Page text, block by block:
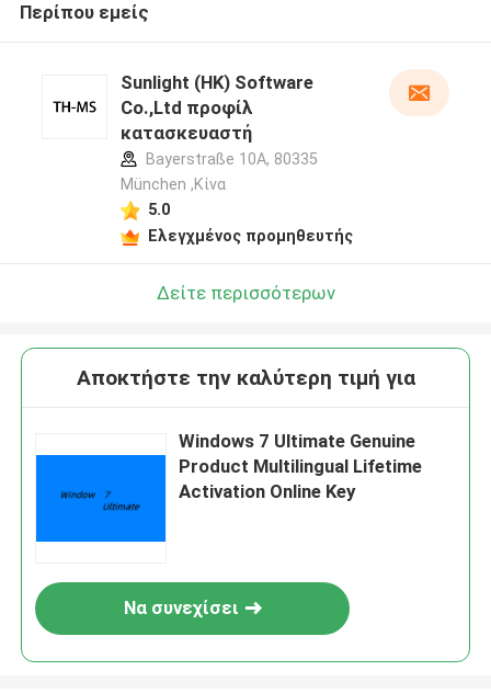
Περίπου εμείς
Sunlight (HK) Software
Co.,Ltd προφίλ
κατασκευαστή
Bayerstraße 10A, 80335
München ,Κίνα
5.0
Ελεγχμένος προμηθευτής
Δείτε περισσότερων
Αποκτήστε την καλύτερη τιμή για
Windows 7 Ultimate Genuine
Product Multilingual Lifetime
Activation Online Key
Να συνεχίσει